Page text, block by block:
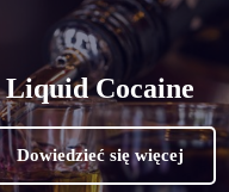
Liquid Cocaine
Dowiedzieć się więcej